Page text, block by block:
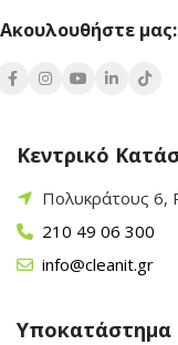
Ακουλουθήστε μας:
Κεντρικό
Πολυκράτους 6,
210 49 06 300
info@cleanit.gr
Υποκατάστημα